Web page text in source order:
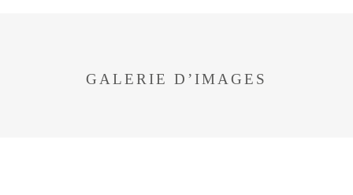
GALERIE D’IMAGES